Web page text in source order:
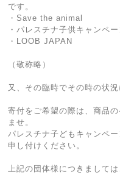
です。
・Save the animal
・パレスチナ子供キャンペー
・LOOB JAPAN
（敬称略）
又、その臨時でその時の状
寄付をご希望の際は、商品
ませ。
パレスチナ子どもキャンペ
申し付けください。
上記の団体様につきましては